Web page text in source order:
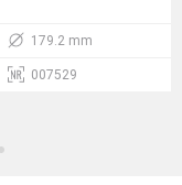
179.2 mm
007529